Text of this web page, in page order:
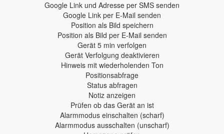
Google Link und Adresse per SMS senden
Google Link per E-Mail senden
Position als Bild speichern
Position als Bild per E-Mail senden
Gerät 5 min verfolgen
Gerät Verfolgung deaktivieren
Hinweis mit wiederholenden Ton
Positionsabfrage
Status abfragen
Notiz anzeigen
Prüfen ob das Gerät an ist
Alarmmodus einschalten (scharf)
Alarmmodus ausschalten (unscharf)